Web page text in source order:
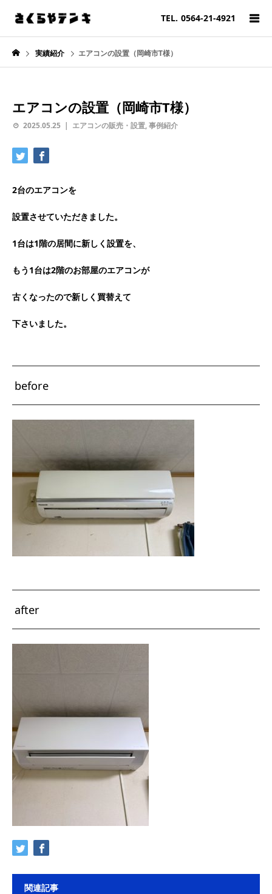
TEL. 0564-21-4921
実績紹介 エアコンの設置（岡崎市T様）
エアコンの設置（岡崎市T様）
2025.05.25 エアコンの販売・設置,事例紹介
2台のエアコンを
設置させていただきました。
1台は1階の居間に新しく設置を、
もう1台は2階のお部屋のエアコンが
古くなったので新しく買替えて
下さいました。
before
after
関連記事